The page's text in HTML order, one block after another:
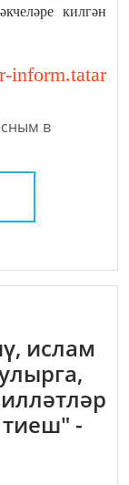
килгән
inform.tatar
в
ислам
тиеш" -